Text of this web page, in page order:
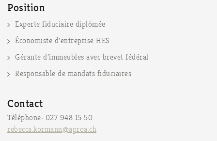
Position
Experte fiduciaire diplômée
Économiste d’entreprise HES
Gérante d’immeubles avec brevet fédéral
Responsable de mandats fiduciaires
Contact
Téléphone: 027 948 15 50
rebecca.kormann@aproa.ch